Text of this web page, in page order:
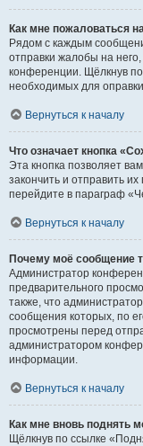
Как мне пожаловаться
Рядом с каждым
отправки жалобы на
конференции. Щёлкнув
необходимых для
Вернуться к началу
Что означает кнопка
Эта кнопка позволяет
закончить и отправить
перейдите в параграф
Вернуться к началу
Почему моё сообщение
Администратор
предварительного
также, что
сообщения которых, по
просмотрены перед
администратором
информации.
Вернуться к началу
Как мне вновь поднять
Щёлкнув по ссылке